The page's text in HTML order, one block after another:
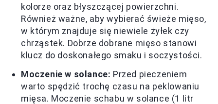
kolorze oraz błyszczącej powierzchni.
Również ważne, aby wybierać świeże mięso,
w którym znajduje się niewiele żyłek czy
chrząstek. Dobrze dobrane mięso stanowi
klucz do doskonałego smaku i soczystości.
Moczenie w solance: Przed pieczeniem
warto spędzić trochę czasu na peklowaniu
mięsa. Moczenie schabu w solance (1 litr